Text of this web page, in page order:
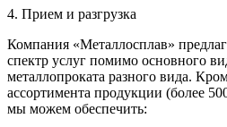
4. Прием и разгрузка
Компания «Металлосплав»
спектр услуг помимо основного
металлопроката разного вида.
ассортимента продукции (более
мы можем обеспечить: